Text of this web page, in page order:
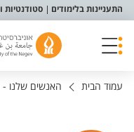
תפריט נגישות
התעניינות בלימודים סטודנטיות
עמוד הבית האנשים שלנו -